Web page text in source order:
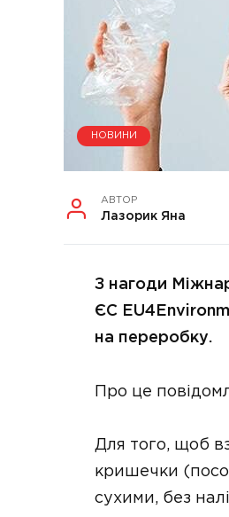
НОВИНИ
АВТОР
Лазорик Яна
З нагоди
ЄС
на переробку.
Про це
Для того, щоб
кришечки
сухими, без